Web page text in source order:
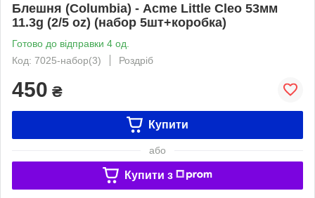
Блешня (Columbia) - Acme Little Cleo 53мм
11.3g (2/5 oz) (набор 5шт+коробка)
Готово до відправки 4 од.
Код: 7025-набор(3)
Роздріб
450 ₴
Купити
або
Купити з